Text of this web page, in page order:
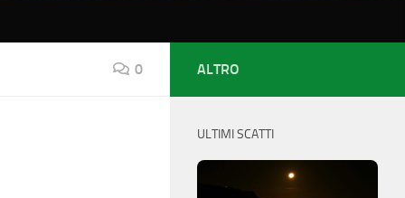
0 ALTRO
ULTIMI SCATTI